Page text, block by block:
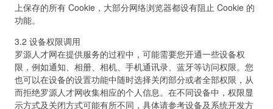
上保存的所有 Cookie，大部分网络浏览器都设有阻止 Cookie 的
功能。
3.2 设备权限调用
罗源人才网在提供服务的过程中，可能需要您开通一些设备权
限，例如通知、相册、相机、手机通讯录、蓝牙等访问权限。您
也可以在设备的设置功能中随时选择关闭部分或者全部权限，从
而拒绝罗源人才网收集相应的个人信息。在不同设备中，权限显
示方式及关闭方式可能有所不同，具体请参考设备及系统开发方